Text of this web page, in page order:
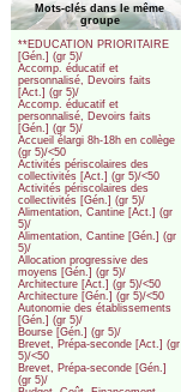
Mots-clés dans le même
groupe
**EDUCATION PRIORITAIRE
[Gén.] (gr 5)/
Accomp. éducatif et
personnalisé, Devoirs faits
[Act.] (gr 5)/
Accomp. éducatif et
personnalisé, Devoirs faits
[Gén.] (gr 5)/
Accueil élargi 8h-18h en collège
(gr 5)/<50
Activités périscolaires des
collectivités [Act.] (gr 5)/<50
Activités périscolaires des
collectivités [Gén.] (gr 5)/
Alimentation, Cantine [Act.] (gr
5)/
Alimentation, Cantine [Gén.] (gr
5)/
Allocation progressive des
moyens [Gén.] (gr 5)/
Architecture [Act.] (gr 5)/<50
Architecture [Gén.] (gr 5)/<50
Autonomie des établissements
[Gén.] (gr 5)/
Bourse [Gén.] (gr 5)/
Brevet, Prépa-seconde [Act.] (gr
5)/<50
Brevet, Prépa-seconde [Gén.]
(gr 5)/